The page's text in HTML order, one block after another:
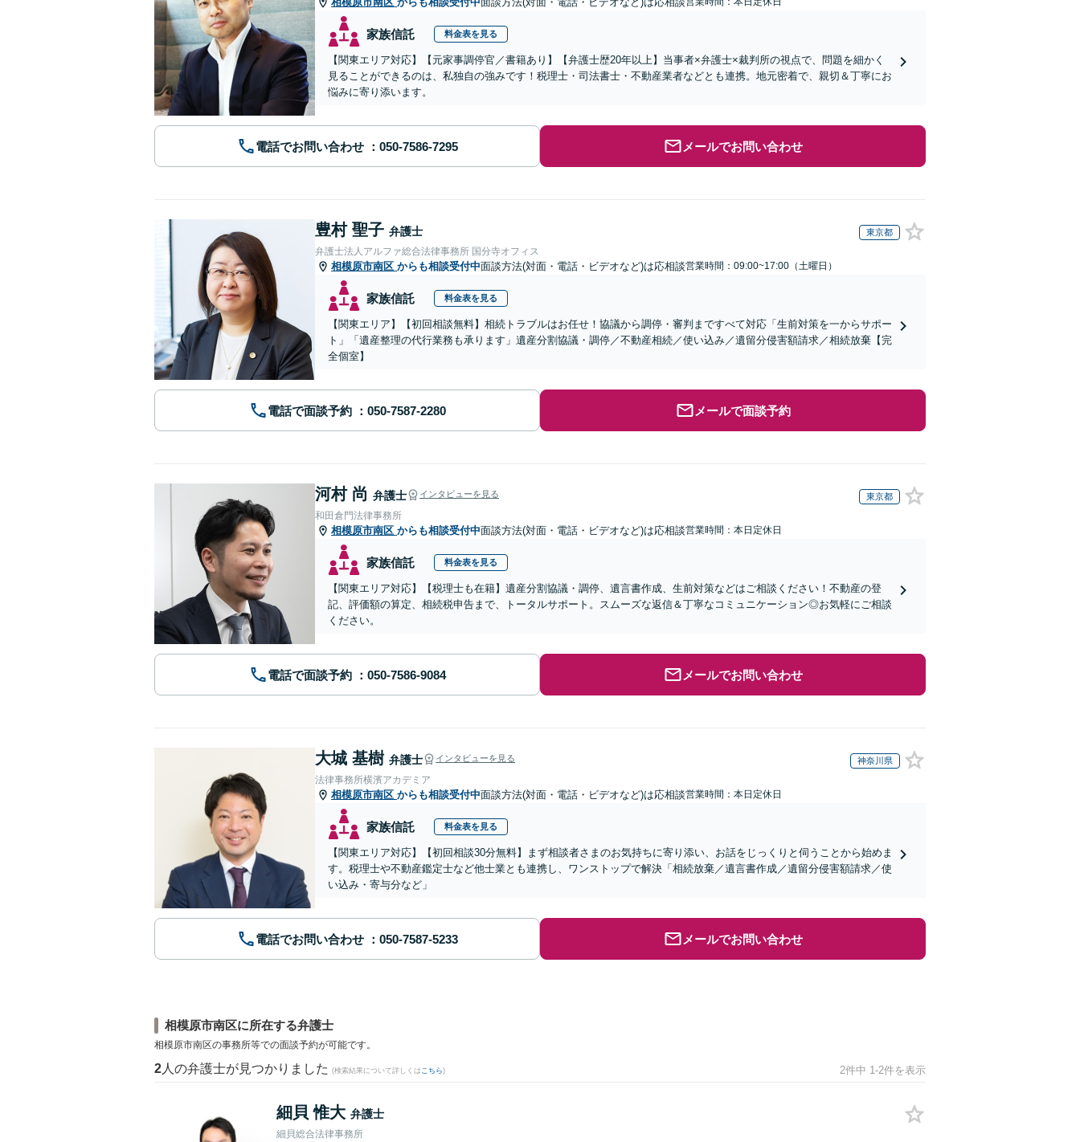
家族信託 料金表を見る
【関東エリア対応】【元家事調停官／書籍あり】【弁護士歴20年以上】当事者×弁護士×裁判所の視点で、問題を細かく
見ることができるのは、私独自の強みです！税理士・司法書士・不動産業者などとも連携。地元密着で、親切＆丁寧にお
悩みに寄り添います。
電話でお問い合わせ メールでお問い合わせ
豊村 聖子 弁護士 東京都
弁護士法人アルファ総合法律事務所 国分寺オフィス
相模原市南区 からも相談受付中面談方法(対面・電話・ビデオなど)は応相談営業時間：09:00~17:00（土曜日）
家族信託 料金表を見る
【関東エリア】【初回相談無料】相続トラブルはお任せ！協議から調停・審判まですべて対応「生前対策を一からサポー
ト」「遺産整理の代行業務も承ります」遺産分割協議・調停／不動産相続／使い込み／遺留分侵害額請求／相続放棄【完
全個室】
電話で面談予約 メールで面談予約
河村 尚 弁護士 インタビューを見る 東京都
和田倉門法律事務所
相模原市南区 からも相談受付中面談方法(対面・電話・ビデオなど)は応相談営業時間：本日定休日
家族信託 料金表を見る
【関東エリア対応】【税理士も在籍】遺産分割協議・調停、遺言書作成、生前対策などはご相談ください！不動産の登
記、評価額の算定、相続税申告まで、トータルサポート。スムーズな返信＆丁寧なコミュニケーション◎お気軽にご相談
ください。
電話で面談予約 メールでお問い合わせ
大城 基樹 弁護士 インタビューを見る 神奈川県
法律事務所横濱アカデミア
相模原市南区 からも相談受付中面談方法(対面・電話・ビデオなど)は応相談営業時間：本日定休日
家族信託 料金表を見る
【関東エリア対応】【初回相談30分無料】まず相談者さまのお気持ちに寄り添い、お話をじっくりと伺うことから始めま
す。税理士や不動産鑑定士など他士業とも連携し、ワンストップで解決「相続放棄／遺言書作成／遺留分侵害額請求／使
い込み・寄与分など」
電話でお問い合わせ メールでお問い合わせ
相模原市南区に所在する弁護士
相模原市南区の事務所等での面談予約が可能です。
2 人の弁護士が見つかりました (検索結果について詳しくは こちら) 2件中 1-2件を表示
細貝 惟大 弁護士
細貝総合法律事務所